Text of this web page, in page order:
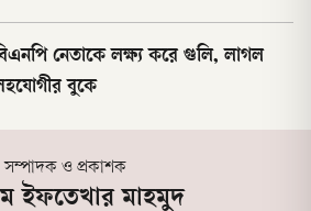
নেতাকে লক্ষ্য করে গুলি, লাগল
বুকে
সম্পাদক ও প্রকাশক
ইফতেখার মাহমুদ